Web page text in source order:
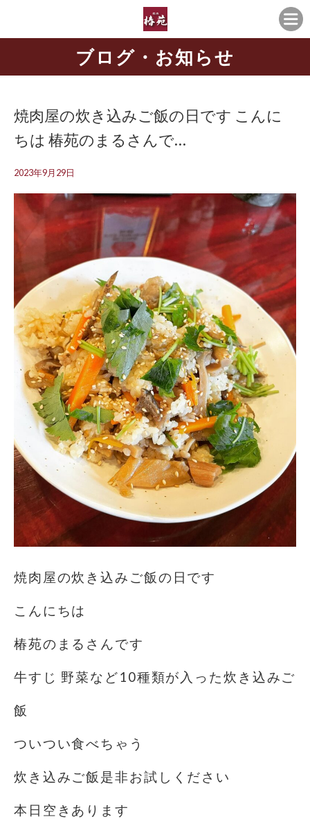
ブログ・お知らせ
焼肉屋の炊き込みご飯の日です こんに
ちは️ 椿苑のまるさんで…
2023年9月29日
焼肉屋の炊き込みご飯の日です
こんにちは️
椿苑のまるさんです
牛すじ 野菜など10種類が入った炊き込みご
飯
ついつい食べちゃう
炊き込みご飯是非お試しください
本日空きあります